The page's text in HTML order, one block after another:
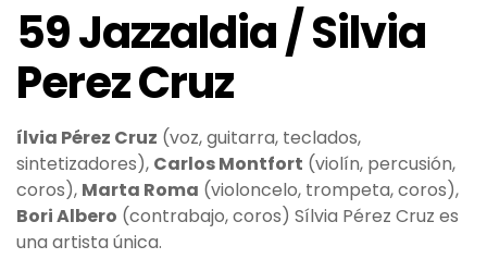
59 Jazzaldia / Silvia
Perez Cruz
ílvia Pérez Cruz (voz, guitarra, teclados,
sintetizadores), Carlos Montfort (violín, percusión,
coros), Marta Roma (violoncelo, trompeta, coros),
Bori Albero (contrabajo, coros) Sílvia Pérez Cruz es
una artista única.